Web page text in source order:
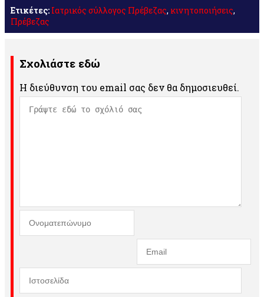
Ετικέτες: Ιατρικός σύλλογος Πρέβεζας, κινητοποιήσεις,
Πρέβεζας
Σχολιάστε εδώ
Η διεύθυνση του email σας δεν θα δημοσιευθεί.